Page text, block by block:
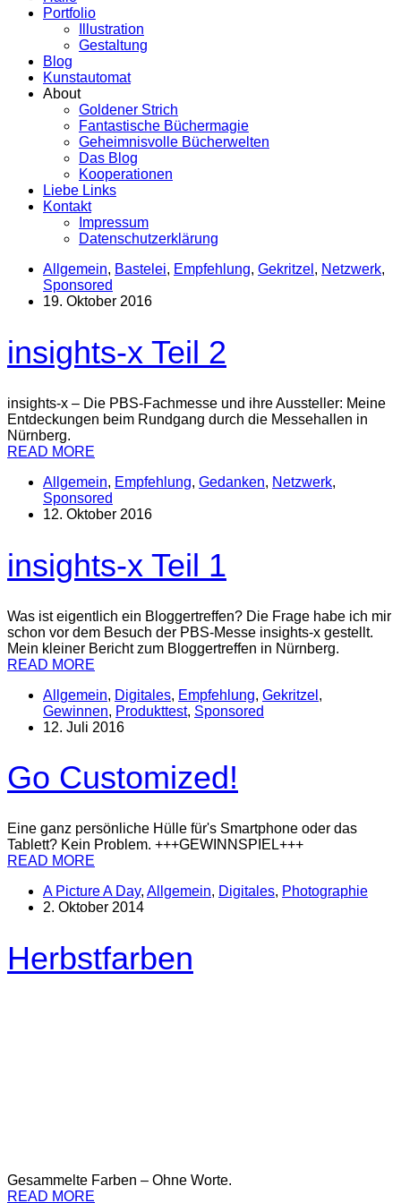
Portfolio
Illustration
Gestaltung
Blog
Kunstautomat
About
Goldener Strich
Fantastische Büchermagie
Geheimnisvolle Bücherwelten
Das Blog
Kooperationen
Liebe Links
Kontakt
Impressum
Datenschutzerklärung
Allgemein, Bastelei, Empfehlung, Gekritzel , Netzwerk,
Sponsored
19. Oktober 2016
insights-x Teil 2
insights-x – Die PBS-Fachmesse und ihre Aussteller: Meine
Entdeckungen beim Rundgang durch die Messehallen in
Nürnberg.
READ MORE
Allgemein, Empfehlung, Gedanken, Netzwerk,
Sponsored
12. Oktober 2016
insights-x Teil 1
Was ist eigentlich ein Bloggertreffen? Die Frage habe ich mir
schon vor dem Besuch der PBS-Messe insights-x gestellt.
Mein kleiner Bericht zum Bloggertreffen in Nürnberg.
READ MORE
Allgemein, Digitales, Empfehlung, Gekritzel ,
Gewinnen, Produkttest, Sponsored
12. Juli 2016
Go Customized!
Eine ganz persönliche Hülle für's Smartphone oder das
Tablett? Kein Problem. +++GEWINNSPIEL+++
READ MORE
A Picture A Day, Allgemein, Digitales, Photographie
2. Oktober 2014
Herbstfarben
Gesammelte Farben – Ohne Worte.
READ MORE